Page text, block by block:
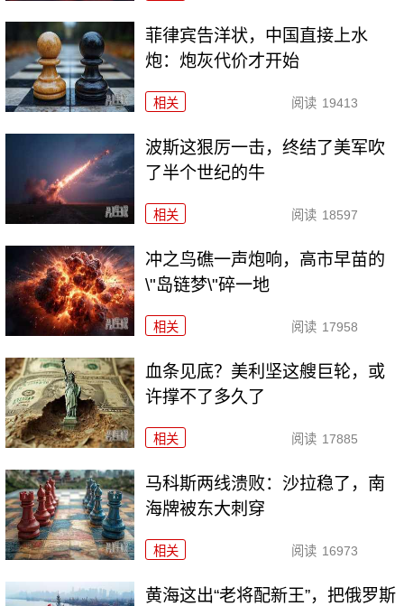
菲律宾告洋状，中国直接上水
炮：炮灰代价才开始
相关 阅读 19413
波斯这狠厉一击，终结了美军吹
了半个世纪的牛
相关 阅读 18597
冲之鸟礁一声炮响，高市早苗的
\"岛链梦\"碎一地
相关 阅读 17958
血条见底？美利坚这艘巨轮，或
许撑不了多久了
相关 阅读 17885
马科斯两线溃败：沙拉稳了，南
海牌被东大刺穿
相关 阅读 16973
黄海这出“老将配新王”，把俄罗斯